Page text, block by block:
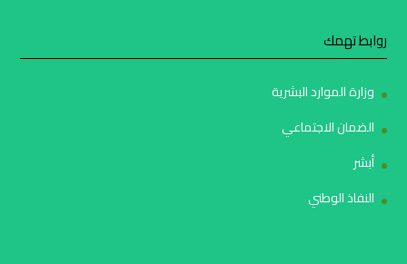
روابط تهمك
وزارة الموارد البشرية
الضمان الاجتماعي
أبشر
النفاذ الوطني